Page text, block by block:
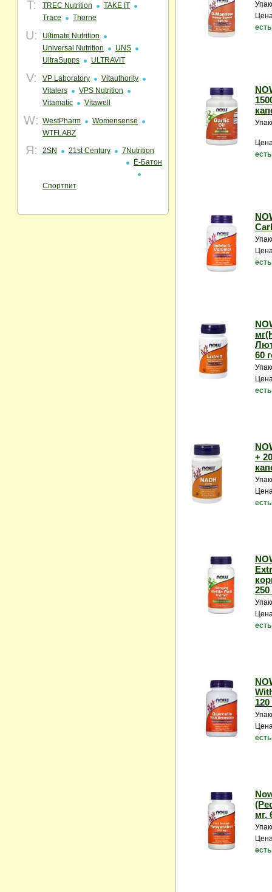
T: TREC Nutrition
TAKE IT
Trace
Thorne
U:
Ultimate Nutrition
Universal Nutrition
UNS
UltraSupps
ULTRAVIT
V: VP Laboratory
Vitauthority
Vitalers
VPS Nutrition
Vitamatic
Vitawell
W: WestPharm
Womensense
WTFLABZ
Я: 2SN 21st Century
7Nutrition
Ё-Батон
Спортпит
60
+
250
120
мг,